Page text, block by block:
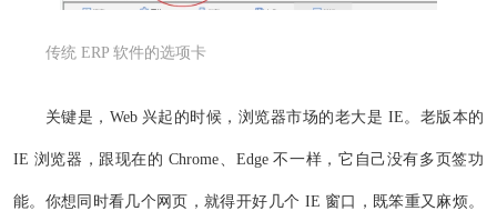
传统 ERP 软件的选项卡
关键是，Web 兴起的时候，浏览器市场的老大是 IE。老版本的
IE 浏览器，跟现在的 Chrome、Edge 不一样，它自己没有多页签功
能。你想同时看几个网页，就得开好几个 IE 窗口，既笨重又麻烦。